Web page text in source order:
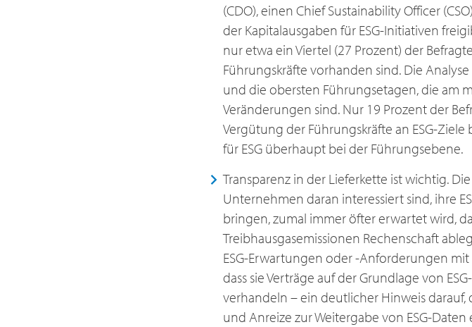
(CDO), einen Chief Sustainability Officer
der Kapitalausgaben für ESG-Initiativen
nur etwa ein Viertel (27 Prozent) der
Führungskräfte vorhanden sind. Die
und die obersten Führungsetagen, die am
Veränderungen sind. Nur 19 Prozent der
Vergütung der Führungskräfte an ESG-
für ESG überhaupt bei der Führungsebene.
Transparenz in der Lieferkette ist wichtig.
Unternehmen daran interessiert sind, ihre
bringen, zumal immer öfter erwartet wird,
Treibhausgasemissionen Rechenschaft
ESG-Erwartungen oder -Anforderungen
dass sie Verträge auf der Grundlage von
verhandeln – ein deutlicher Hinweis darauf,
und Anreize zur Weitergabe von ESG-